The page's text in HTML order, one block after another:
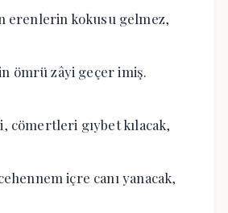
erenlerin kokusu gelmez,
ömrü zâyi geçer imiş.
cömertleri gıybet kılacak,
içre canı yanacak,